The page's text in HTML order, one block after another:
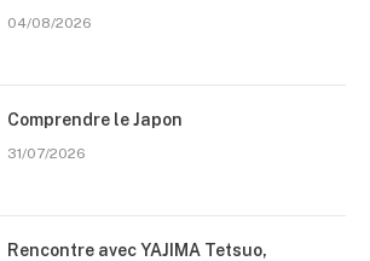
04/08/2026
Comprendre le Japon
31/07/2026
Rencontre avec YAJIMA Tetsuo,